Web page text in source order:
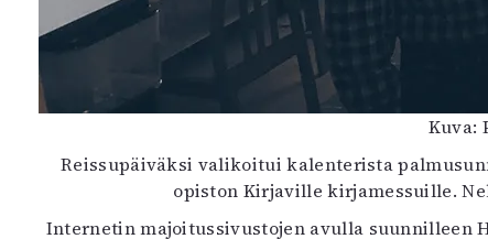
Kuva:
Reissupäiväksi valikoitui kalenterista
opiston Kirjaville kirjamessuille.
Internetin majoitussivustojen avulla suunnilleen